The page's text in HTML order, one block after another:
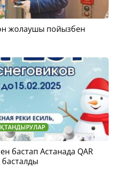
жолаушы пойызбен
бастап Астанада QAR
басталды